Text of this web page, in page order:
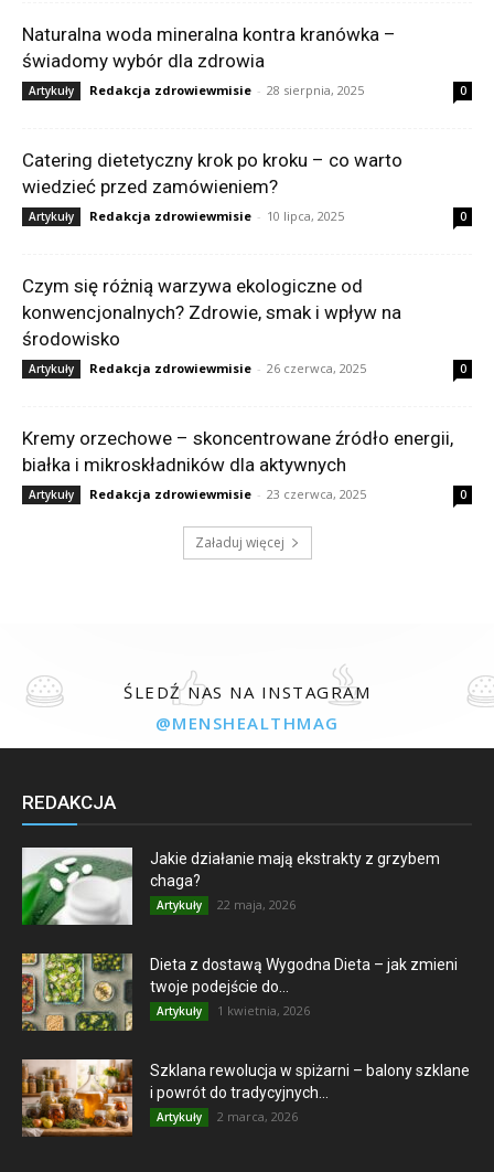
Naturalna woda mineralna kontra kranówka –
świadomy wybór dla zdrowia
Artykuły Redakcja zdrowiewmisie - 28 sierpnia, 2025 0
Catering dietetyczny krok po kroku – co warto
wiedzieć przed zamówieniem?
Artykuły Redakcja zdrowiewmisie - 10 lipca, 2025 0
Czym się różnią warzywa ekologiczne od
konwencjonalnych? Zdrowie, smak i wpływ na
środowisko
Artykuły Redakcja zdrowiewmisie - 26 czerwca, 2025 0
Kremy orzechowe – skoncentrowane źródło energii,
białka i mikroskładników dla aktywnych
Artykuły Redakcja zdrowiewmisie - 23 czerwca, 2025 0
Załaduj więcej
ŚLEDŹ NAS NA INSTAGRAM
@MENSHEALTHMAG
REDAKCJA
Jakie działanie mają ekstrakty z grzybem
chaga?
Artykuły 22 maja, 2026
Dieta z dostawą Wygodna Dieta – jak zmieni
twoje podejście do...
Artykuły 1 kwietnia, 2026
Szklana rewolucja w spiżarni – balony szklane
i powrót do tradycyjnych...
Artykuły 2 marca, 2026